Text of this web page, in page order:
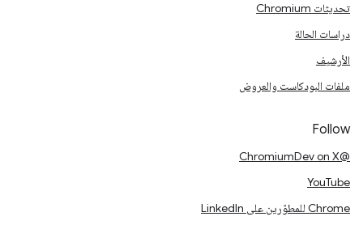
تحديثات Chromium
دراسات الحالة
الأرشيف
ملفات البودكاست والعروض
Follow
@ChromiumDev on X
YouTube
Chrome للمطوّرين على LinkedIn